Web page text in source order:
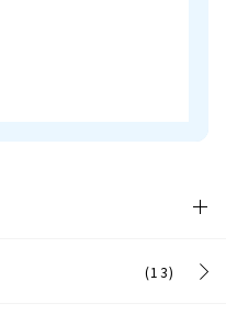
(13)